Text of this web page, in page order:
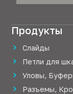
Продукты
Слайды
Петли для
Уловы,
Разъемы,